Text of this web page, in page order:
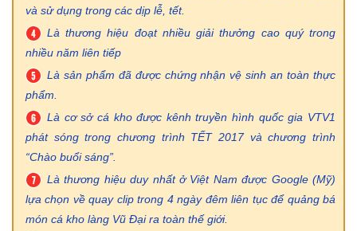
và sử dụng trong các dịp lễ, tết.
Là thương hiệu đoạt nhiều giải thưởng cao quý trong
nhiều năm liên tiếp
Là sản phẩm đã được chứng nhận vệ sinh an toàn thực
phẩm.
Là cơ sở cá kho được kênh truyền hình quốc gia VTV1
phát sóng trong chương trình TẾT 2017 và chương trình
“Chào buổi sáng”.
Là thương hiệu duy nhất ở Việt Nam được Google (Mỹ)
lựa chọn về quay clip trong 4 ngày đêm liên tục để quảng bá
món cá kho làng Vũ Đại ra toàn thế giới.